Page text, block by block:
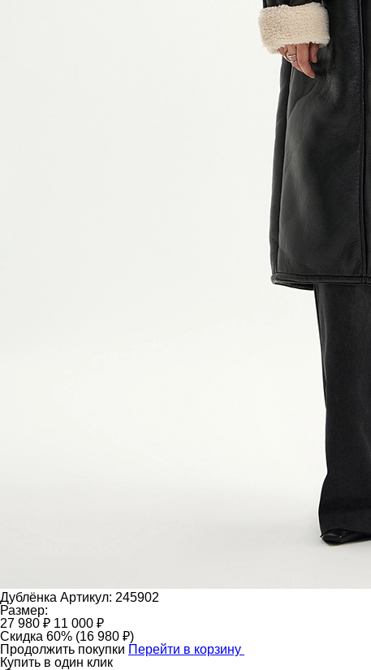
Дублёнка Артикул: 245902
Размер:
27 980 ₽ 11 000 ₽
Скидка 60% (16 980 ₽)
Продолжить покупки Перейти в корзину
Купить в один клик